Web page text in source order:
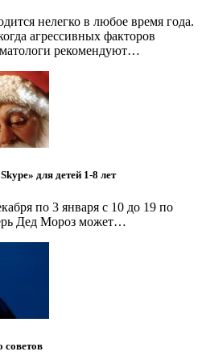
нелегко в любое время года.
агрессивных факторов
рекомендуют…
для детей 1-8 лет
по 3 января с 10 до 19 по
Дед Мороз может…
советов